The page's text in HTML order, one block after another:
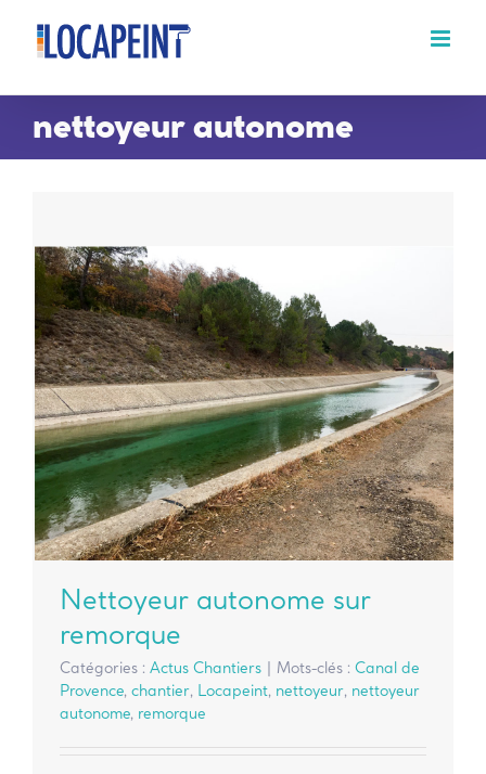
Passer
contenu
nettoyeur autonome
Nettoyeur autonome sur
remorque
Catégories : Actus Chantiers | Mots-clés : Canal de
Provence, chantier, Locapeint, nettoyeur, nettoyeur
autonome, remorque